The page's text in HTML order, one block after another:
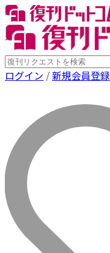
ログイン /新規会員登録